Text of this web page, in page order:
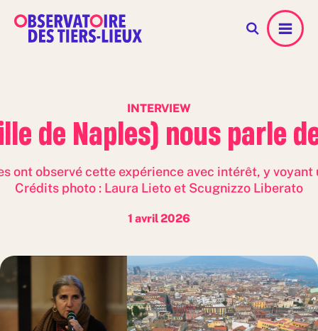
Menu
INTERVIEW
de Naples) nous parle
observé cette expérience avec intérêt, y
Crédits photo : Laura Lieto et Scugnizzo Liberato
1 avril 2026